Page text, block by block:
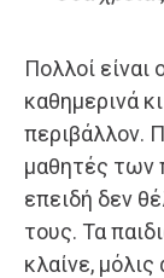
Πολλοί είναι
καθημερινά
περιβάλλον.
μαθητές των
επειδή δεν
τους. Τα
κλαίνε,